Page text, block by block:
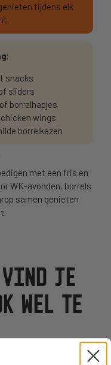
tijdens elk
snacks
sliders
borrelhapjes
wings
borrelkazen
met een fris en
WK-avonden, borrels
samen genieten
JE
WEL TE